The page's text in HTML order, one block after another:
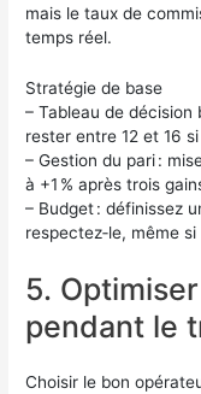
mais le taux de
temps réel.
Stratégie de base
– Tableau de décision
rester entre 12 et 16
– Gestion du pari :
à +1 % après trois
– Budget : définissez
respectez‑le, même
5.
pendant le
Choisir le bon